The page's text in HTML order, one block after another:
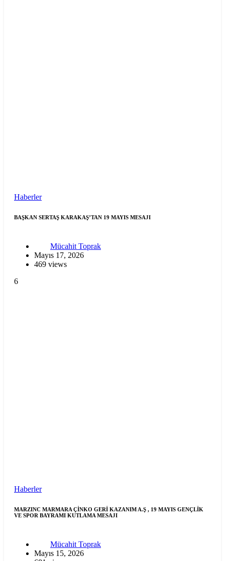
Haberler
BAŞKAN SERTAŞ KARAKAŞ’TAN 19 MAYIS MESAJI
Mücahit Toprak
Mayıs 17, 2026
469 views
6
Haberler
MARZINC MARMARA ÇİNKO GERİ KAZANIM A.Ş , 19 MAYIS GENÇLİK
VE SPOR BAYRAMI KUTLAMA MESAJI
Mücahit Toprak
Mayıs 15, 2026